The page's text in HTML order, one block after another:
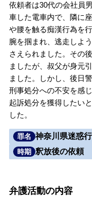
ご依頼者から
無料相談の口
刑事事件につい
依頼者は30代の会社員
車した電車内で、隣に
や腰を触る痴漢行為を
腕を掴まれ、逃走しよ
さえられました。その
ましたが、叔父が身元
ました。しかし、後日
刑事処分への不安を感
起訴処分を獲得したい
した。
罪名 神奈川県迷惑
時期 釈放後の依頼
弁護活動の内容